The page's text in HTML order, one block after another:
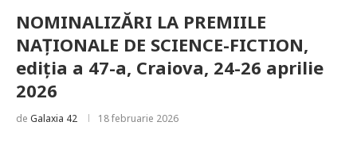
NOMINALIZĂRI LA PREMIILE
NAȚIONALE DE SCIENCE-FICTION,
ediția a 47-a, Craiova, 24-26 aprilie
2026
de Galaxia 42 18 februarie 2026